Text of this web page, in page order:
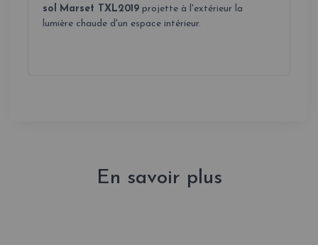
sol
Marset TXL2019 projette à l'extérieur la
lumière chaude d'un espace intérieur.
En savoir plus